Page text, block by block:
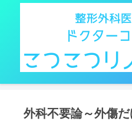
外科不要論～外傷